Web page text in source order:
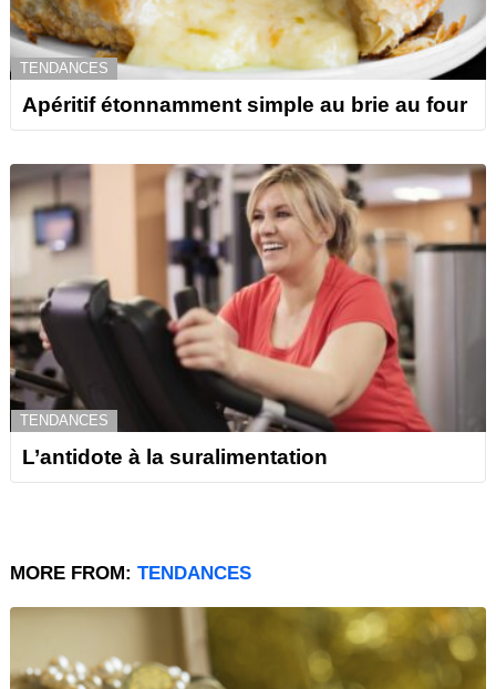
TENDANCES
Apéritif étonnamment simple au brie au four
TENDANCES
L’antidote à la suralimentation
MORE FROM: TENDANCES